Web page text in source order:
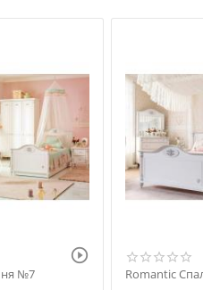

№7 Romantic